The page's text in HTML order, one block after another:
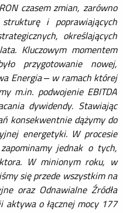
czasem zmian, zarówno
i poprawiających
określających
Kluczowym momentem
przygotowanie nowej,
Energia – w ramach której
m.in. podwojenie EBITDA
dywidendy. Stawiając
konsekwentnie dążymy do
energetyki. W procesie
jednak o tych,
W minionym roku, w
się przede wszystkim na
oraz Odnawialne Źródła
aktywa o łącznej mocy 177